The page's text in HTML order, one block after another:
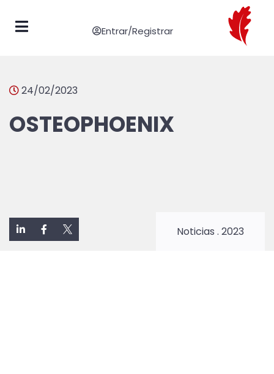
Entrar/Registrar
24/02/2023
OSTEOPHOENIX
Noticias . 2023